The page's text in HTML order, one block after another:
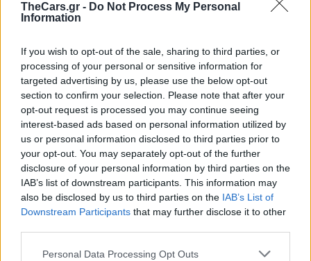
TheCars.gr - Do Not Process My Personal
Information
If you wish to opt-out of the sale, sharing to third parties, or
processing of your personal or sensitive information for
targeted advertising by us, please use the below opt-out
section to confirm your selection. Please note that after your
opt-out request is processed you may continue seeing
interest-based ads based on personal information utilized by
us or personal information disclosed to third parties prior to
your opt-out. You may separately opt-out of the further
disclosure of your personal information by third parties on the
IAB’s list of downstream participants. This information may
also be disclosed by us to third parties on the IAB’s List of
Downstream Participants that may further disclose it to other
Personal Data Processing Opt Outs
Most Read
1